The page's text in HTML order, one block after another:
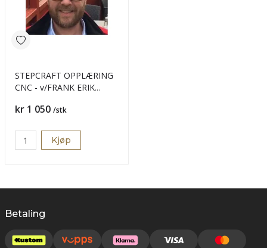
STEPCRAFT OPPLÆRING
CNC - v/FRANK ERIK
Pris
kr 1 050 /stk
Kjøp
Betaling